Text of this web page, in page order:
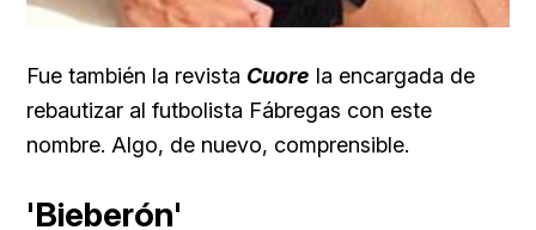
Fue también la revista Cuore la encargada de
rebautizar al futbolista Fábregas con este
nombre. Algo, de nuevo, comprensible.
'Bieberón'